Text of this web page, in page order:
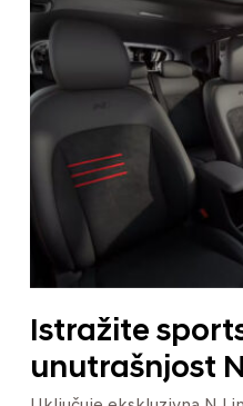
Istražite
unutrašnjost